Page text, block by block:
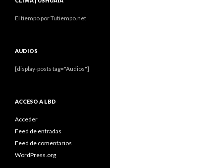
El tiempo por Tutiempo.net
AUDIOS
[display-posts tag="Audios"]
ACCESO A LBD
Acceder
Feed de entradas
Feed de comentarios
WordPress.org